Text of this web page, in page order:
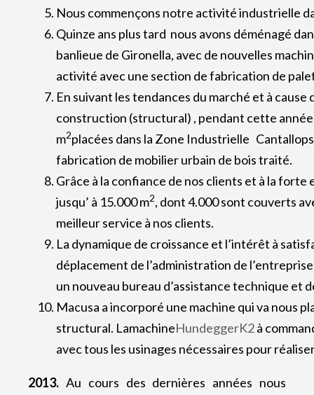
Nous commençons notre activité industrielle
Quinze ans plus tard nous avons déménagé
banlieue de Gironella, avec de nouvelles
activité avec une section de fabrication de
En suivant les tendances du marché et à
construction (structural) , pendant cette
m2placées dans la Zone Industrielle
fabrication de mobilier urbain de bois traité.
Grâce à la confiance de nos clients et à la
jusqu’ à 15.000 m2, dont 4.000 sont couverts
meilleur service à nos clients.
La dynamique de croissance et l’intérêt à
déplacement de l’administration de
un nouveau bureau d’assistance technique et
Macusa a incorporé une machine qui va nous
structural. LamachineHundeggerK2à
avec tous les usinages nécessaires pour
2013.Au cours des dernières années nous